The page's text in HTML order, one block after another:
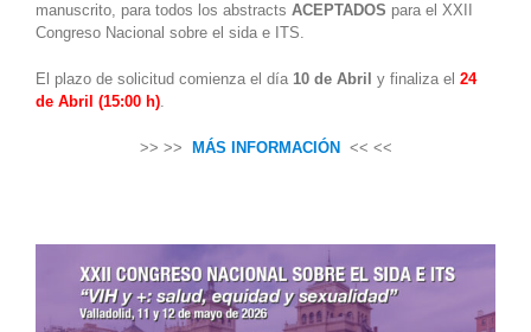
manuscrito, para todos los abstracts ACEPTADOS para el XXII
Congreso Nacional sobre el sida e ITS.
El plazo de solicitud comienza el día 10 de Abril y finaliza el 24
de Abril (15:00 h).
>> >> MÁS INFORMACIÓN << <<